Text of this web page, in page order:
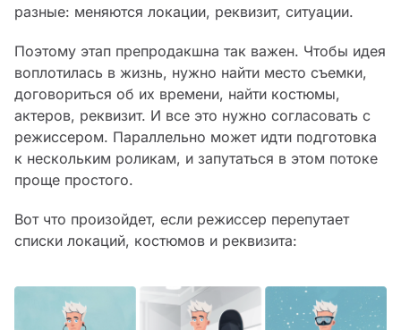
разные: меняются локации, реквизит, ситуации.
Поэтому этап препродакшна так важен. Чтобы идея
воплотилась в жизнь, нужно найти место съемки,
договориться об их времени, найти костюмы,
актеров, реквизит. И все это нужно согласовать с
режиссером. Параллельно может идти подготовка
к нескольким роликам, и запутаться в этом потоке
проще простого.
Вот что произойдет, если режиссер перепутает
списки локаций, костюмов и реквизита: